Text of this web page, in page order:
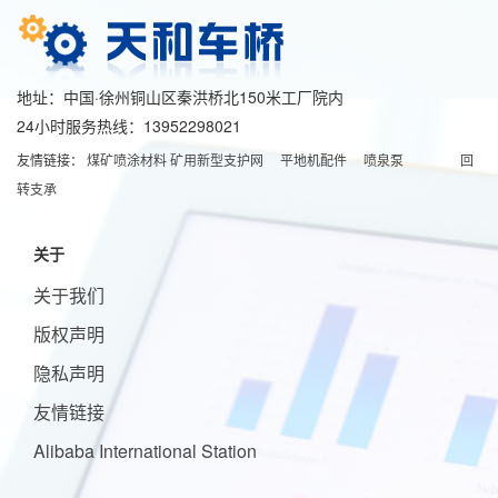
地址：中国·徐州铜山区秦洪桥北150米工厂院内
24小时服务热线：13952298021
友情链接： 煤矿喷涂材料矿用新型支护网 平地机配件 喷泉泵
回
转支承
关于
关于我们
版权声明
隐私声明
友情链接
Alibaba International Station